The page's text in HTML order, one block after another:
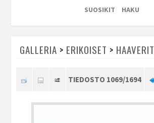
SUOSIKIT
HAKU
GALLERIA > ERIKOISET > HAAVERIT
TIEDOSTO 1069/1694